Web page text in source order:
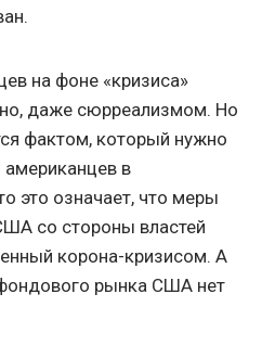
на фоне «кризиса»
даже сюрреализмом. Но
фактом, который нужно
в
это означает, что меры
со стороны властей
корона-кризисом. А
фондового рынка США нет